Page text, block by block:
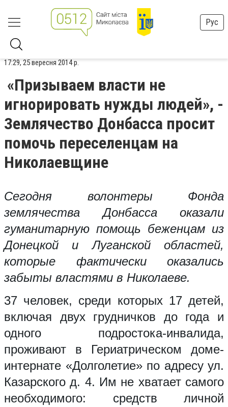
Рус
17:29, 25 вересня 2014 р.
«Призываем власти не
игнорировать нужды людей», -
Землячество Донбасса просит
помочь переселенцам на
Николаевщине
Сегодня волонтеры Фонда
землячества Донбасса оказали
гуманитарную помощь беженцам из
Донецкой и Луганской областей,
которые фактически оказались
забыты властями в Николаеве.
37 человек, среди которых 17 детей,
включая двух грудничков до года и
одного подростока-инвалида,
проживают в Гериатрическом доме-
интернате «Долголетие» по адресу ул.
Казарского д. 4. Им не хватает самого
необходимого: средств личной